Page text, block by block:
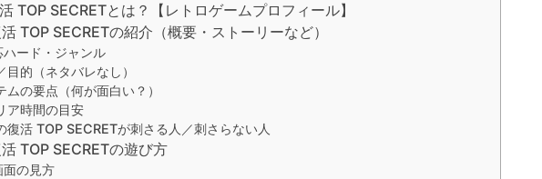
TOP SECRETとは？【レトロゲームプロフィール】
TOP SECRETの紹介（概要・ストーリーなど）
ード・ジャンル
目的（ネタバレなし）
ムの要点（何が面白い？）
ア時間の目安
復活 TOP SECRETが刺さる人／刺さらない人
TOP SECRETの遊び方
面の見方